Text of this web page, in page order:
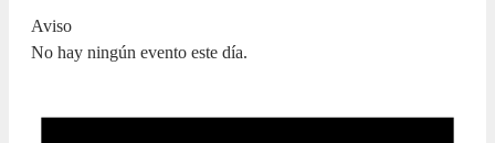
Aviso
No hay ningún evento este día.